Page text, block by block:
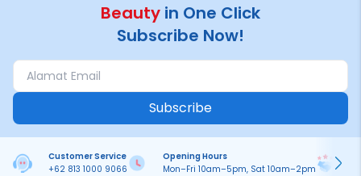
Beauty in One Click
Subscribe Now!
Subscribe
Customer Service
+62 813 1000 9066
Opening Hours
Mon–Fri 10am–5pm, Sat 10am–2pm